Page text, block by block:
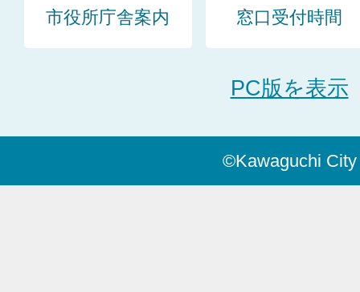
市役所庁舎案内 窓口受付時間
PC版を表示
©Kawaguchi City